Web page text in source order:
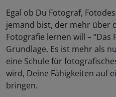
Egal ob Du Fotograf,
jemand bist, der mehr über
Fotografie lernen will –
Grundlage. Es ist mehr als
eine Schule für
wird, Deine Fähigkeiten auf
bringen.